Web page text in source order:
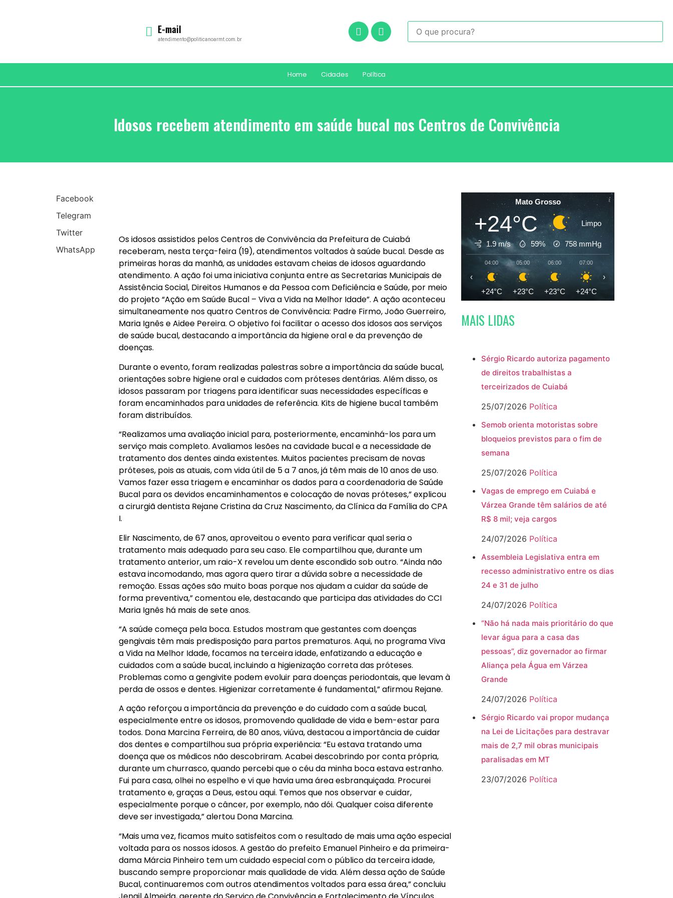
E-mail
atendimento@politicanoarmt.com.br
Home Cidades Política
Idosos recebem atendimento em saúde bucal nos Centros de Convivência
Facebook
Telegram
Twitter
WhatsApp
Os idosos assistidos pelos Centros de Convivência da Prefeitura de Cuiabá
receberam, nesta terça-feira (19), atendimentos voltados à saúde bucal. Desde as
primeiras horas da manhã, as unidades estavam cheias de idosos aguardando
atendimento. A ação foi uma iniciativa conjunta entre as Secretarias Municipais de
Assistência Social, Direitos Humanos e da Pessoa com Deficiência e Saúde, por meio
do projeto “Ação em Saúde Bucal – Viva a Vida na Melhor Idade”. A ação aconteceu
simultaneamente nos quatro Centros de Convivência: Padre Firmo, João Guerreiro,
Maria Ignês e Aidee Pereira. O objetivo foi facilitar o acesso dos idosos aos serviços
de saúde bucal, destacando a importância da higiene oral e da prevenção de
doenças.
Durante o evento, foram realizadas palestras sobre a importância da saúde bucal,
orientações sobre higiene oral e cuidados com próteses dentárias. Além disso, os
idosos passaram por triagens para identificar suas necessidades específicas e
foram encaminhados para unidades de referência. Kits de higiene bucal também
foram distribuídos.
“Realizamos uma avaliação inicial para, posteriormente, encaminhá-los para um
serviço mais completo. Avaliamos lesões na cavidade bucal e a necessidade de
tratamento dos dentes ainda existentes. Muitos pacientes precisam de novas
próteses, pois as atuais, com vida útil de 5 a 7 anos, já têm mais de 10 anos de uso.
Vamos fazer essa triagem e encaminhar os dados para a coordenadoria de Saúde
Bucal para os devidos encaminhamentos e colocação de novas próteses,” explicou
a cirurgiã dentista Rejane Cristina da Cruz Nascimento, da Clínica da Família do CPA
I.
Elir Nascimento, de 67 anos, aproveitou o evento para verificar qual seria o
tratamento mais adequado para seu caso. Ele compartilhou que, durante um
tratamento anterior, um raio-X revelou um dente escondido sob outro. “Ainda não
estava incomodando, mas agora quero tirar a dúvida sobre a necessidade de
remoção. Essas ações são muito boas porque nos ajudam a cuidar da saúde de
forma preventiva,” comentou ele, destacando que participa das atividades do CCI
Maria Ignês há mais de sete anos.
“A saúde começa pela boca. Estudos mostram que gestantes com doenças
gengivais têm mais predisposição para partos prematuros. Aqui, no programa Viva
a Vida na Melhor Idade, focamos na terceira idade, enfatizando a educação e
cuidados com a saúde bucal, incluindo a higienização correta das próteses.
Problemas como a gengivite podem evoluir para doenças periodontais, que levam à
perda de ossos e dentes. Higienizar corretamente é fundamental,” afirmou Rejane.
A ação reforçou a importância da prevenção e do cuidado com a saúde bucal,
especialmente entre os idosos, promovendo qualidade de vida e bem-estar para
todos. Dona Marcina Ferreira, de 80 anos, viúva, destacou a importância de cuidar
dos dentes e compartilhou sua própria experiência: “Eu estava tratando uma
doença que os médicos não descobriram. Acabei descobrindo por conta própria,
durante um churrasco, quando percebi que o céu da minha boca estava estranho.
Fui para casa, olhei no espelho e vi que havia uma área esbranquiçada. Procurei
tratamento e, graças a Deus, estou aqui. Temos que nos observar e cuidar,
especialmente porque o câncer, por exemplo, não dói. Qualquer coisa diferente
deve ser investigada,” alertou Dona Marcina.
“Mais uma vez, ficamos muito satisfeitos com o resultado de mais uma ação especial
voltada para os nossos idosos. A gestão do prefeito Emanuel Pinheiro e da primeira-
dama Márcia Pinheiro tem um cuidado especial com o público da terceira idade,
buscando sempre proporcionar mais qualidade de vida. Além dessa ação de Saúde
Bucal, continuaremos com outros atendimentos voltados para essa área,” concluiu
Mato Grosso
+24°C Limpo
1.9 m/s 59% 758 mmHg
04:00
+24°C
05:00
+23°C
06:00
+23°C
07:00
+24°C
‹ ›
MAIS LIDAS
Sérgio Ricardo autoriza pagamento
de direitos trabalhistas a
terceirizados de Cuiabá
25/07/2026 Política
Semob orienta motoristas sobre
bloqueios previstos para o fim de
semana
25/07/2026 Política
Vagas de emprego em Cuiabá e
Várzea Grande têm salários de até
R$ 8 mil; veja cargos
24/07/2026 Política
Assembleia Legislativa entra em
recesso administrativo entre os dias
24 e 31 de julho
24/07/2026 Política
“Não há nada mais prioritário do que
levar água para a casa das
pessoas”, diz governador ao firmar
Aliança pela Água em Várzea
Grande
24/07/2026 Política
Sérgio Ricardo vai propor mudança
na Lei de Licitações para destravar
mais de 2,7 mil obras municipais
paralisadas em MT
23/07/2026 Política